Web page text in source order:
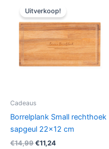
Uitverkoop!
Cadeaus
Borrelplank Small rechthoek
sapgeul 22×12 cm
€14,99Oorspronkelijke
€11,24Huidige